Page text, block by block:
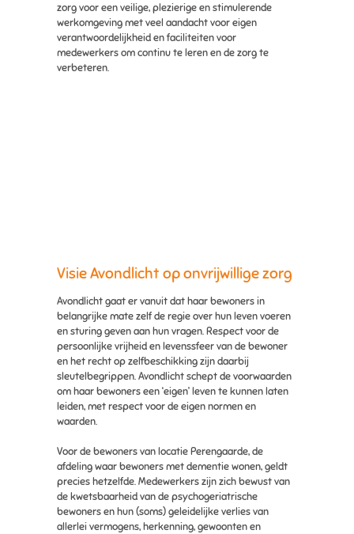
zorg voor een veilige, plezierige en stimulerende
werkomgeving met veel aandacht voor eigen
verantwoordelijkheid en faciliteiten voor
medewerkers om continu te leren en de zorg te
verbeteren.
Visie Avondlicht op onvrijwillige zorg
Avondlicht gaat er vanuit dat haar bewoners in
belangrijke mate zelf de regie over hun leven voeren
en sturing geven aan hun vragen. Respect voor de
persoonlijke vrijheid en levenssfeer van de bewoner
en het recht op zelfbeschikking zijn daarbij
sleutelbegrippen. Avondlicht schept de voorwaarden
om haar bewoners een ‘eigen’ leven te kunnen laten
leiden, met respect voor de eigen normen en
waarden.
Voor de bewoners van locatie Perengaarde, de
afdeling waar bewoners met dementie wonen, geldt
precies hetzelfde. Medewerkers zijn zich bewust van
de kwetsbaarheid van de psychogeriatrische
bewoners en hun (soms) geleidelijke verlies van
allerlei vermogens, herkenning, gewoonten en